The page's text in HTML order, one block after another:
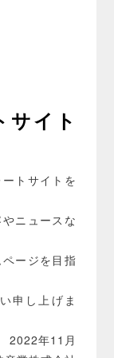
サイト
トサイトを
ニュースな
ージを目指
申し上げま
2022年11月